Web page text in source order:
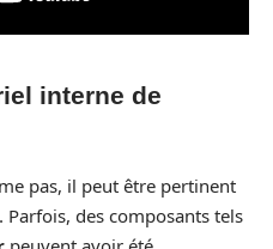
interne de
pas, il peut être pertinent
des composants tels